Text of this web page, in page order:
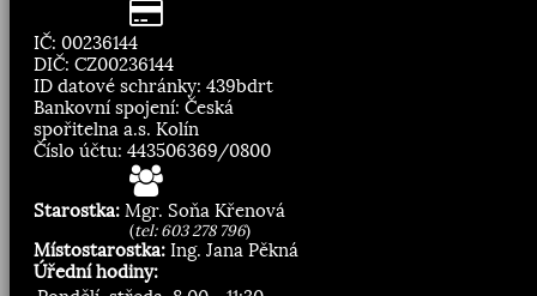
IČ: 00236144
DIČ: CZ00236144
ID datové schránky: 439bdrt
Bankovní spojení: Česká
spořitelna a.s. Kolín
Číslo účtu: 443506369/0800
Starostka: Mgr. Soňa Křenová
(tel: 603 278 796)
Místostarostka: Ing. Jana Pěkná
Úřední hodiny: